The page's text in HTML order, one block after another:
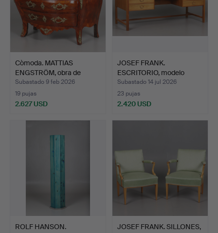
Còmoda. MATTIAS
ENGSTRÖM, obra de
Estocolm…
Subastado 9 feb 2026
19 pujas
2.627 USD
JOSEF FRANK.
ESCRITORIO, modelo
500/A, Fir…
Subastado 14 jul 2026
23 pujas
2.420 USD
ROLF HANSON.
JOSEF FRANK. SILLONES,